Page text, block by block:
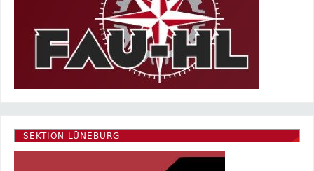
SEKTION LÜNEBURG